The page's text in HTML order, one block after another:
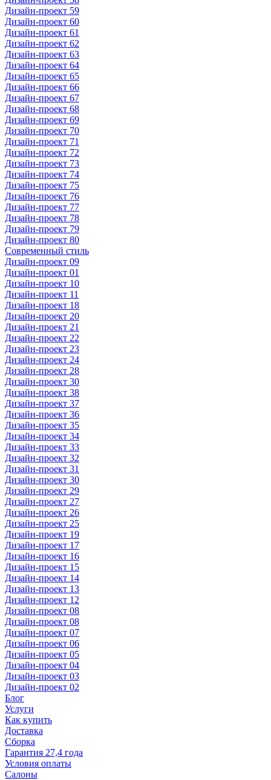
Дизайн-проект 59
Дизайн-проект 60
Дизайн-проект 61
Дизайн-проект 62
Дизайн-проект 63
Дизайн-проект 64
Дизайн-проект 65
Дизайн-проект 66
Дизайн-проект 67
Дизайн-проект 68
Дизайн-проект 69
Дизайн-проект 70
Дизайн-проект 71
Дизайн-проект 72
Дизайн-проект 73
Дизайн-проект 74
Дизайн-проект 75
Дизайн-проект 76
Дизайн-проект 77
Дизайн-проект 78
Дизайн-проект 79
Дизайн-проект 80
Современный стиль
Дизайн-проект 09
Дизайн-проект 01
Дизайн-проект 10
Дизайн-проект 11
Дизайн-проект 18
Дизайн-проект 20
Дизайн-проект 21
Дизайн-проект 22
Дизайн-проект 23
Дизайн-проект 24
Дизайн-проект 28
Дизайн-проект 30
Дизайн-проект 38
Дизайн-проект 37
Дизайн-проект 36
Дизайн-проект 35
Дизайн-проект 34
Дизайн-проект 33
Дизайн-проект 32
Дизайн-проект 31
Дизайн-проект 30
Дизайн-проект 29
Дизайн-проект 27
Дизайн-проект 26
Дизайн-проект 25
Дизайн-проект 19
Дизайн-проект 17
Дизайн-проект 16
Дизайн-проект 15
Дизайн-проект 14
Дизайн-проект 13
Дизайн-проект 12
Дизайн-проект 08
Дизайн-проект 08
Дизайн-проект 07
Дизайн-проект 06
Дизайн-проект 05
Дизайн-проект 04
Дизайн-проект 03
Дизайн-проект 02
Блог
Услуги
Как купить
Доставка
Сборка
Гарантия 27,4 года
Условия оплаты
Салоны